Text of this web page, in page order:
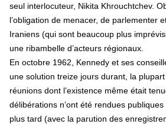
seul interlocuteur, Nikita Khrouchtchev.
l’obligation de menacer, de parlementer
Iraniens (qui sont beaucoup plus
une ribambelle d’acteurs régionaux.
En octobre 1962, Kennedy et ses
une solution treize jours durant, la
réunions dont l’existence même était
délibérations n’ont été rendues
plus tard (avec la parution des